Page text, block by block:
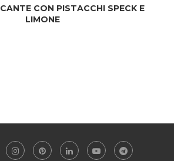
CON PISTACCHI SPECK E
LIMONE